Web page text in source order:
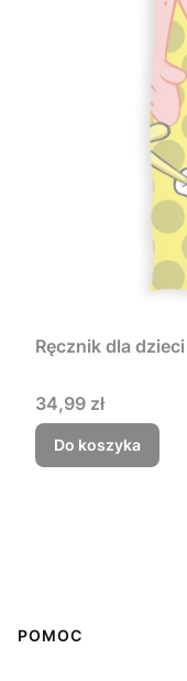
Ręcznik dla
Cena
34,99 zł
Do koszyka
Linki w stopce
POMOC